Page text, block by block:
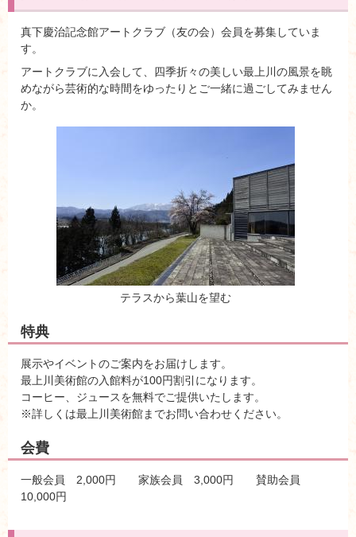
真下慶治記念館アートクラブ（友の会）会員を募集していま
す。
アートクラブに入会して、四季折々の美しい最上川の風景を眺
めながら芸術的な時間をゆったりとご一緒に過ごしてみません
か。
テラスから葉山を望む
特典
展示やイベントのご案内をお届けします。
最上川美術館の入館料が100円割引になります。
コーヒー、ジュースを無料でご提供いたします。
※詳しくは最上川美術館までお問い合わせください。
会費
一般会員 2,000円 家族会員 3,000円 賛助会員
10,000円